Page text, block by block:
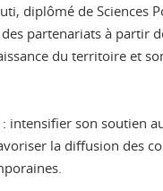
diplômé de
partenariats à partir
du territoire et
son soutien
la diffusion des